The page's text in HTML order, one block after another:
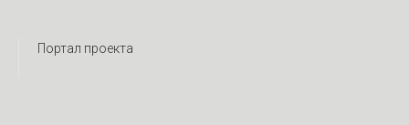
Портал проекта